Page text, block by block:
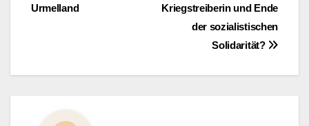
Kriegstreiberin und Ende
der sozialistischen
Solidarität?
Urmelland